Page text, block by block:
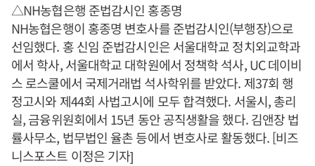
△NH농협은행 준법감시인 홍종명
NH농협은행이 홍종명 변호사를 준법감시인(부행장)으로
선임했다. 홍 신임 준법감시인은 서울대학교 정치외교학과
에서 학사, 서울대학교 대학원에서 정책학 석사, UC 데이비
스 로스쿨에서 국제거래법 석사학위를 받았다. 제37회 행
정고시와 제44회 사법고시에 모두 합격했다. 서울시, 총리
실, 금융위원회에서 15년 동안 공직생활을 했다. 김앤장 법
률사무소, 법무법인 율촌 등에서 변호사로 활동했다. [비즈
니스포스트 이정은 기자]